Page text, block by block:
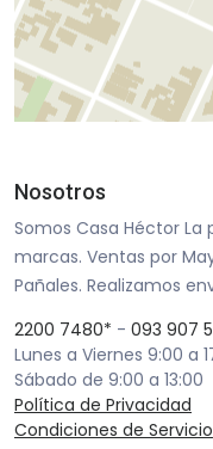
Nosotros
Somos Casa Héctor
marcas. Ventas por
Pañales. Realizamos
2200 7480* - 093 907
Lunes a Viernes 9:00 a
Sábado de 9:00 a 13:00
Política de Privacidad
Condiciones de Servicio